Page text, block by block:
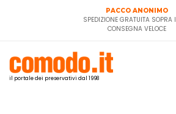
PACCO ANONIMO
SPEDIZIONE GRATUITA SOPRA I
CONSEGNA VELOCE
il portale dei preservativi dal 1998